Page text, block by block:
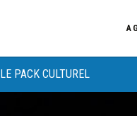
LE PACK CULTUREL